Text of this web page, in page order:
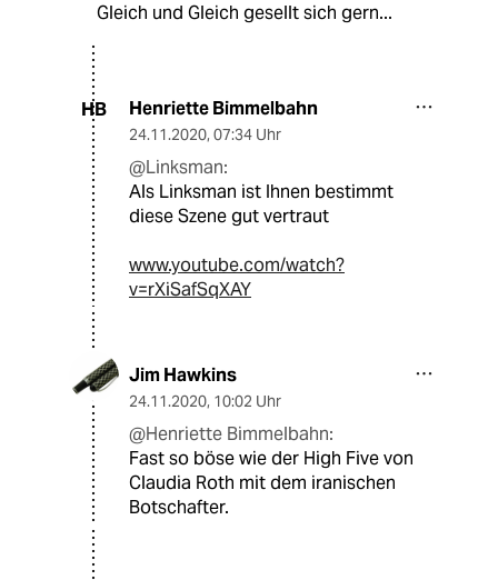
Gleich und Gleich gesellt sich gern...
HB Henriette Bimmelbahn
24.11.2020, 07:34 Uhr
@Linksman:
Als Linksman ist Ihnen bestimmt
diese Szene gut vertraut
www.youtube.com/watch?
v=rXiSafSqXAY
Jim Hawkins
24.11.2020, 10:02 Uhr
@Henriette Bimmelbahn:
Fast so böse wie der High Five von
Claudia Roth mit dem iranischen
Botschafter.